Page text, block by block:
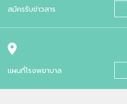
สมัครรับข่าวสาร
แผนที่โรงพยาบาล